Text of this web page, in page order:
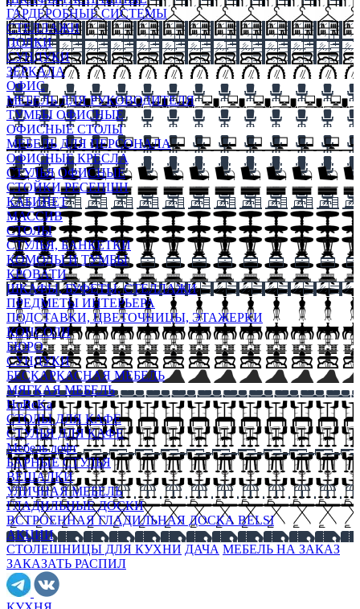
ГАРДЕРОБНЫЕ СИСТЕМЫ
СТЕЛЛАЖИ
ПОЛКИ
СУНДУКИ
ЗЕРКАЛА
ОФИС
МЕБЕЛЬ ДЛЯ РУКОВОДИТЕЛЯ
ТУМБЫ ОФИСНЫЕ
ОФИСНЫЕ СТОЛЫ
МЕБЕЛЬ ДЛЯ ПЕРСОНАЛА
ОФИСНЫЕ КРЕСЛА
СТУЛЬЯ ОФИСНЫЕ
СТОЙКИ РЕСЕПШН
КАБИНЕТ
МАССИВ
СТОЛЫ
СТУЛЬЯ, БАНКЕТКИ
КОМОДЫ И ТУМБЫ
КРОВАТИ
ШКАФЫ, БУФЕТЫ, СТЕЛЛАЖИ
ПРЕДМЕТЫ ИНТЕРЬЕРА
ПОДСТАВКИ, ЦВЕТОЧНИЦЫ, ЭТАЖЕРКИ
КОНСОЛИ
БЮРО
СУНДУКИ
БЕСКАРКАСНАЯ МЕБЕЛЬ
МЯГКАЯ МЕБЕЛЬ
HoReKa
СТОЛЫ ДЛЯ КАФЕ
СТУЛЬЯ ДЛЯ КАФЕ
Мебель лофт
БАРНЫЕ СТУЛЬЯ
ВЕШАЛКИ
УЛИЧНАЯ МЕБЕЛЬ
ГЛАДИЛЬНЫЕ ДОСКИ
ВСТРОЕННАЯ ГЛАДИЛЬНАЯ ДОСКА BELSI
АКЦИИ
СТОЛЕШНИЦЫ ДЛЯ КУХНИ ДАЧА МЕБЕЛЬ НА ЗАКАЗ
ЗАКАЗАТЬ РАСПИЛ